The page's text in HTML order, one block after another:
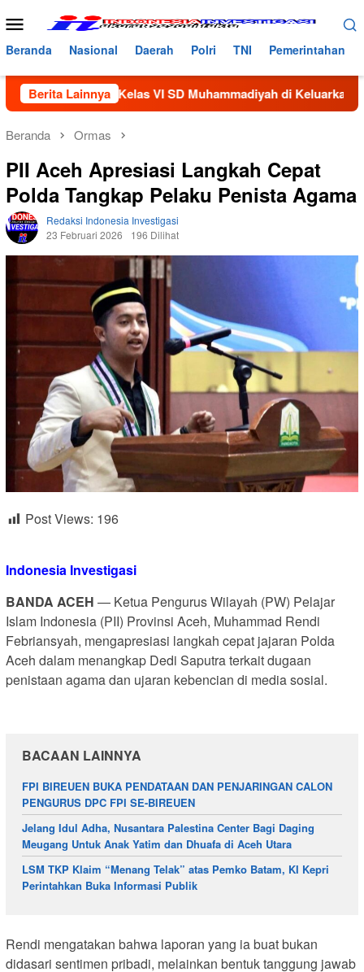
ke
konten
Menu
Mobile
Beranda Nasional Daerah Polri TNI Pemerintahan
Berita Lainnya
Kelas VI SD Muhammadiyah di Keluarkan Dari Sekolah
Beranda Ormas
PII Aceh Apresiasi Langkah Cepat
Polda Tangkap Pelaku Penista Agama
Redaksi Indonesia Investigasi
23 Februari 2026
196 Dilihat
Post Views: 196
Indonesia Investigasi
BANDA ACEH — Ketua Pengurus Wilayah (PW) Pelajar
Islam Indonesia (PII) Provinsi Aceh, Muhammad Rendi
Febriansyah, mengapresiasi langkah cepat jajaran Polda
Aceh dalam menangkap Dedi Saputra terkait dugaan
penistaan agama dan ujaran kebencian di media sosial.
BACAAN LAINNYA
FPI BIREUEN BUKA PENDATAAN DAN PENJARINGAN CALON
PENGURUS DPC FPI SE-BIREUEN
Jelang Idul Adha, Nusantara Palestina Center Bagi Daging
Meugang Untuk Anak Yatim dan Dhuafa di Aceh Utara
LSM TKP Klaim “Menang Telak” atas Pemko Batam, KI Kepri
Perintahkan Buka Informasi Publik
Rendi mengatakan bahwa laporan yang ia buat bukan
didasari sentimen pribadi, melainkan bentuk tanggung jawab